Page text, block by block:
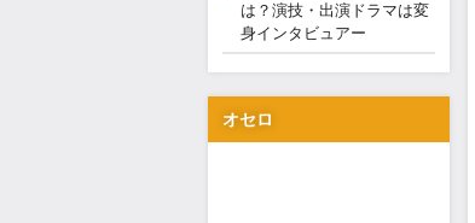
は？演技・出演ドラマは変
身インタビュアー
オセロ